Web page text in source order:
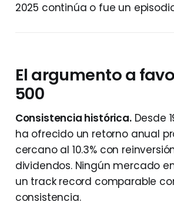
2025 continúa o fue un
El argumento a
500
Consistencia histórica.Desde
ha ofrecido un retorno anual
cercano al 10.3% con
dividendos. Ningún mercado
un track record comparable
consistencia.